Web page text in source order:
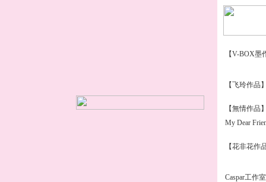
【V-BOX
【飞玲作品
【無情作
My Dear
【花非花作
Caspar工作